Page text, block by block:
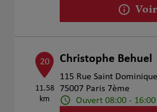
20
11.58
km
Christophe Behuel
115 Rue Saint Dominique
75007 Paris 7ème
Ouvert 08:00 - 16:00